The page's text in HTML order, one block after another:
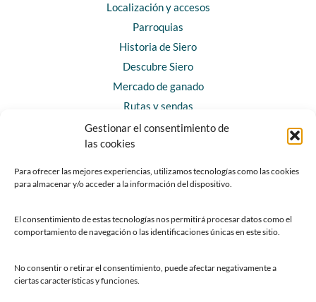
Gestionar el consentimiento de
las cookies
Para ofrecer las mejores experiencias, utilizamos tecnologías como las cookies
para almacenar y/o acceder a la información del dispositivo.
El consentimiento de estas tecnologías nos permitirá procesar datos como el
comportamiento de navegación o las identificaciones únicas en este sitio.
No consentir o retirar el consentimiento, puede afectar negativamente a
ciertas características y funciones.
Localización y accesos
Parroquias
Historia de Siero
Descubre Siero
Mercado de ganado
Rutas y sendas
Horarios y contacto
Teléfonos de interés
Chatbot Siero
SEDES ELECTRÓNICAS
Sede del Ayuntamiento de Siero